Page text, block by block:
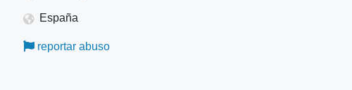
España
reportar abuso